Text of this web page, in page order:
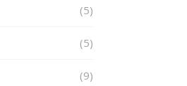
(5)
(5)
(9)